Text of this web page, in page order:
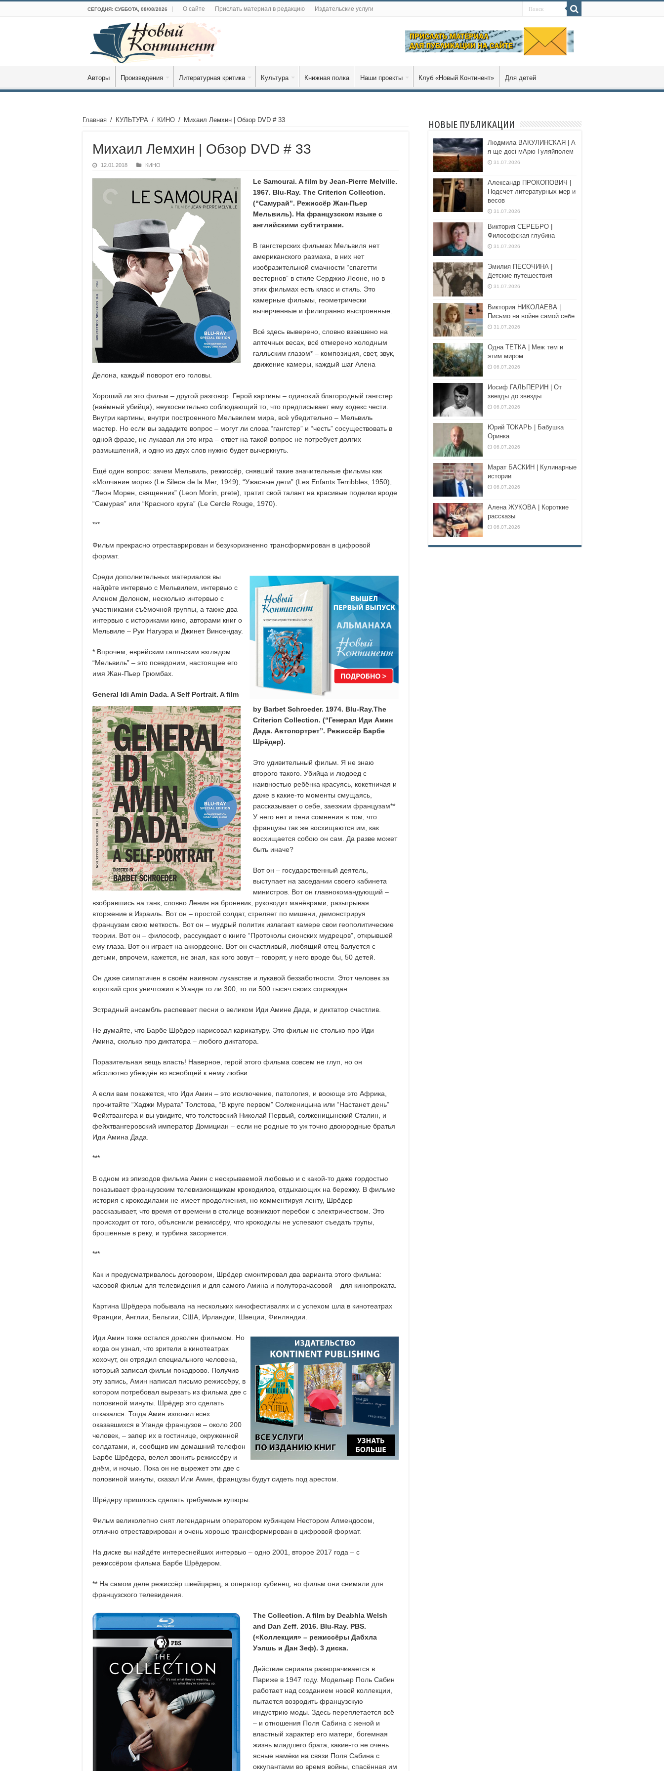
СЕГОДНЯ: СУББОТА, 08/08/2026 О сайте Прислать материал в редакцию Издательские услуги
Авторы Произведения Литературная критика Культура Книжная полка Наши проекты Клуб «Новый Континент» Для детей
Главная / КУЛЬТУРА / КИНО / Михаил Лемхин | Обзор DVD # 33
Михаил Лемхин | Обзор DVD # 33
12.01.2018 КИНО
Le Samourai. A film by Jean-Pierre Melville.
1967. Blu-Ray. The Criterion Collection.
(“Самурай”. Режиссёр Жан-Пьер
Мельвиль). На французском языке с
английскими субтитрами.
В гангстерских фильмах Мельвиля нет
американского размаха, в них нет
изобразительной смачности “спагетти
вестернов” в стиле Серджио Леоне, но в
этих фильмах есть класс и стиль. Это
камерные фильмы, геометрически
вычерченные и филигранно выстроенные.
Всё здесь выверено, словно взвешено на
аптечных весах, всё отмерено холодным
галльским глазом* – композиция, свет, звук,
движение камеры, каждый шаг Алена
Делона, каждый поворот его головы.
Хороший ли это фильм – другой разговор. Герой картины – одинокий благородный гангстер
(наёмный убийца), неукоснительно соблюдающий то, что предписывает ему кодекс чести.
Внутри картины, внутри построенного Мельвилем мира, всё убедительно – Мельвиль
мастер. Но если вы зададите вопрос – могут ли слова “гангстер” и “честь” сосуществовать в
одной фразе, не лукавая ли это игра – ответ на такой вопрос не потребует долгих
размышлений, и одно из двух слов нужно будет вычеркнуть.
Ещё один вопрос: зачем Мельвиль, режиссёр, снявший такие значительные фильмы как
«Молчание моря» (Le Silece de la Mer, 1949), “Ужасные дети” (Les Enfants Terribbles, 1950),
“Леон Морен, священник” (Leon Morin, prete), тратит свой талант на красивые поделки вроде
“Самурая” или “Красного круга” (Le Cercle Rouge, 1970).
***
Фильм прекрасно отреставрирован и безукоризненно трансформирован в цифровой
формат.
Среди дополнительных материалов вы
найдёте интервью с Мельвилем, интервью с
Аленом Делоном, несколько интервью с
участниками съёмочной группы, а также два
интервью с историками кино, авторами книг о
Мельвиле – Руи Нагуэра и Джинет Винсендау.
* Впрочем, еврейским галльским взглядом.
“Мельвиль” – это псевдоним, настоящее его
имя Жан-Пьер Грюмбах.
General Idi Amin Dada. A Self Portrait. A film
by Barbet Schroeder. 1974. Blu-Ray.The
Criterion Collection. (“Генерал Иди Амин
Дада. Автопортрет”. Режиссёр Барбе
Шрёдер).
Это удивительный фильм. Я не знаю
второго такого. Убийца и людоед с
наивностью ребёнка красуясь, кокетничая и
даже в какие-то моменты смущаясь,
рассказывает о себе, заезжим французам**
У него нет и тени сомнения в том, что
французы так же восхищаются им, как
восхищается собою он сам. Да разве может
быть иначе?
Вот он – государственный деятель,
выступает на заседании своего кабинета
министров. Вот он главнокомандующий –
взобравшись на танк, словно Ленин на броневик, руководит манёврами, разыгрывая
вторжение в Израиль. Вот он – простой солдат, стреляет по мишени, демонстрируя
французам свою меткость. Вот он – мудрый политик излагает камере свои геополитические
теории. Вот он – философ, рассуждает о книге “Протоколы сионских мудрецов”, открывшей
ему глаза. Вот он играет на аккордеоне. Вот он счастливый, любящий отец балуется с
детьми, впрочем, кажется, не зная, как кого зовут – говорят, у него вроде бы, 50 детей.
Он даже симпатичен в своём наивном лукавстве и лукавой беззаботности. Этот человек за
короткий срок уничтожил в Уганде то ли 300, то ли 500 тысяч своих сограждан.
Эстрадный ансамбль распевает песни о великом Иди Амине Дада, и диктатор счастлив.
Не думайте, что Барбе Шрёдер нарисовал карикатуру. Это фильм не столько про Иди
Амина, сколько про диктатора – любого диктатора.
Поразительная вещь власть! Наверное, герой этого фильма совсем не глуп, но он
абсолютно убеждён во всеобщей к нему любви.
А если вам покажется, что Иди Амин – это исключение, патология, и вооюще это Африка,
прочитайте “Хаджи Мурата” Толстова, “В круге первом” Солженицына или “Настанет день”
Фейхтвангера и вы увидите, что толстовский Николай Первый, солженицынский Сталин, и
фейхтвангеровский император Домициан – если не родные то уж точно двоюродные братья
Иди Амина Дада.
***
В одном из эпизодов фильма Амин с нескрываемой любовью и с какой-то даже гордостью
показывает французским телевизионщикам крокодилов, отдыхающих на бережку. В фильме
история с крокодилами не имеет продолжения, но комментируя ленту, Шрёдер
рассказывает, что время от времени в столице возникают перебои с электричеством. Это
происходит от того, объяснили режиссёру, что крокодилы не успевают съедать трупы,
брошенные в реку, и турбина засоряется.
***
Как и предусматривалось договором, Шрёдер смонтировал два варианта этого фильма:
часовой фильм для телевидения и для самого Амина и полуторачасовой – для кинопроката.
Картина Шрёдера побывала на нескольких кинофестивалях и с успехом шла в кинотеатрах
Франции, Англии, Бельгии, США, Ирландии, Швеции, Финляндии.
Иди Амин тоже остался доволен фильмом. Но
когда он узнал, что зрители в кинотеатрах
хохочут, он отрядил специального человека,
который записал фильм покадрово. Получив
эту запись, Амин написал письмо режиссёру, в
котором потребовал вырезать из фильма две с
половиной минуты. Шрёдер это сделать
отказался. Тогда Амин изловил всех
оказавшихся в Уганде французов – около 200
человек, – запер их в гостинице, окруженной
солдатами, и, сообщив им домашний телефон
Барбе Шрёдера, велел звонить режиссёру и
днём, и ночью. Пока он не вырежет эти две с
половиной минуты, сказал Или Амин, французы будут сидеть под арестом.
Шрёдеру пришлось сделать требуемые купюры.
Фильм великолепно снят легендарным оператором кубинцем Нестором Алмендосом,
отлично отреставрирован и очень хорошо трансформирован в цифровой формат.
На диске вы найдёте интереснейших интервью – одно 2001, второе 2017 года – с
режиссёром фильма Барбе Шрёдером.
** На самом деле режиссёр швейцарец, а оператор кубинец, но фильм они снимали для
французского телевидения.
The Collection. A film by Deabhla Welsh
and Dan Zeff. 2016. Blu-Ray. PBS.
(«Коллекция» – режиссёры Дaбхла
Уэлшь и Дан Зеф). 3 диска.
Действие сериала разворачивается в
Париже в 1947 году. Модельер Поль Сабин
работает над созданием новой коллекции,
пытается возродить французскую
индустрию моды. Здесь переплетается всё
– и отношения Поля Сабина с женой и
властный характер его матери, богемная
жизнь младшего брата, какие-то не очень
ясные намёки на связи Поля Сабина с
оккупантами во время войны, спасённая им
НОВЫЕ ПУБЛИКАЦИИ
Людмила ВАКУЛИНСКАЯ | А
я ще досі мАрю Гуляйполем
31.07.2026
Александр ПРОКОПОВИЧ |
Подсчет литературных мер и
весов
31.07.2026
Виктория СЕРЕБРО |
Философская глубина
31.07.2026
Эмилия ПЕСОЧИНА |
Детские путешествия
31.07.2026
Виктория НИКОЛАЕВА |
Письмо на войне самой себе
31.07.2026
Одна ТЕТКА | Меж тем и
этим миром
06.07.2026
Иосиф ГАЛЬПЕРИН | От
звезды до звезды
06.07.2026
Юрий ТОКАРЬ | Бабушка
Оринка
06.07.2026
Марат БАСКИН | Кулинарные
истории
06.07.2026
Алена ЖУКОВА | Короткие
рассказы
06.07.2026